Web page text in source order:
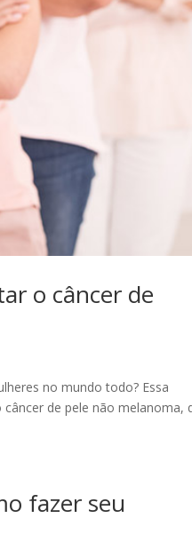
o câncer de
no mundo todo? Essa
de pele não melanoma,
fazer seu